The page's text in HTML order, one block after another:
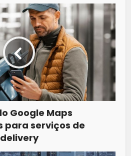
Google Maps
para serviços de
delivery